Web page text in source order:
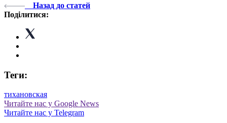
Назад до статей
Поділитися:
Теги:
тихановская
Читайте нас у Google News
Читайте нас у Telegram